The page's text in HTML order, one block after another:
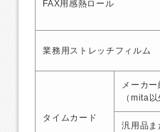
FAX用感熱ロール
業務用ストレッチフィルム
タイムカード
メーカ
（mita
汎用品ま